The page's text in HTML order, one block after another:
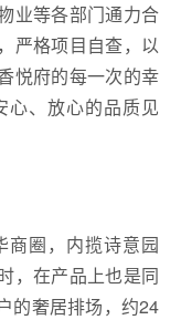
业等各部门通力合
严格项目自查，以
悦府的每一次的幸
心、放心的品质见
商圈，内揽诗意园
，在产品上也是同
的奢居排场，约24